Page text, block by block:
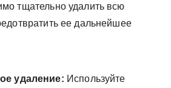
тщательно удалить всю
ее дальнейшее
удаление: Используйте